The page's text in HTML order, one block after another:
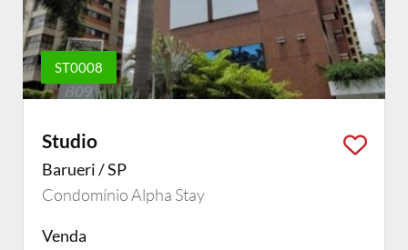
ST0008
Studio
Barueri / SP
Condomínio Alpha Stay
Venda